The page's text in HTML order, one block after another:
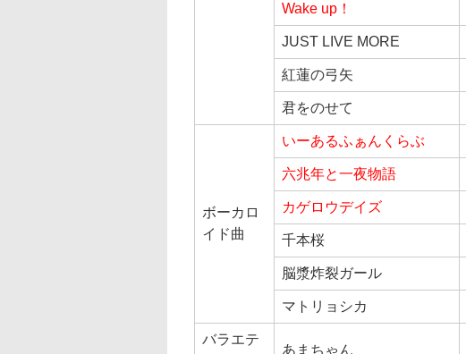
Wake up！
JUST LIVE MORE
紅蓮の弓矢
君をのせて
ボーカロ
イド曲
いーあるふぁんくらぶ
六兆年と一夜物語
カゲロウデイズ
千本桜
脳漿炸裂ガール
マトリョシカ
バラエテ
あまちゃん